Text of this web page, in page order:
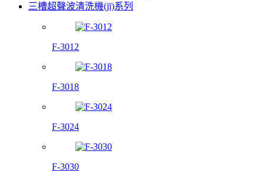
三槽超聲波清洗機(jī)系列
F-3012
F-3018
F-3024
F-3030